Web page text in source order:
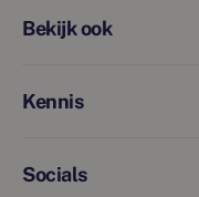
Bekijk ook
Kennis
Socials